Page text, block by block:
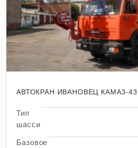
АВТОКРАН ИВАНОВЕЦ КАМАЗ-
Тип
шасси
Базовое